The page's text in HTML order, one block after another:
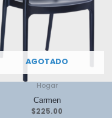
AGOTADO
Hogar
Carmen
$225.00